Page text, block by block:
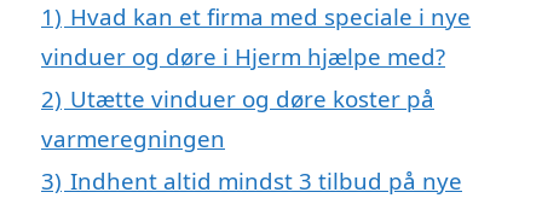
1) Hvad kan et firma med speciale i nye
vinduer og døre i Hjerm hjælpe med?
2) Utætte vinduer og døre koster på
varmeregningen
3) Indhent altid mindst 3 tilbud på nye